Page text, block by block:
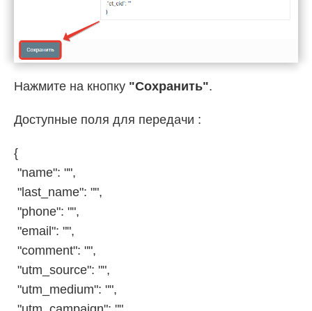
Нажмите на кнопку "Сохранить".
Доступные поля для передачи :
{
"name": "",
"last_name": "",
"phone": "",
"email": "",
"comment": "",
"utm_source": "",
"utm_medium": "",